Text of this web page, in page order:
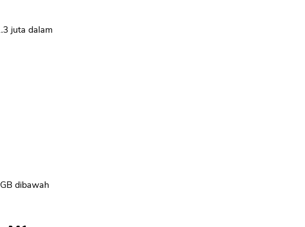
juta dalam
dibawah